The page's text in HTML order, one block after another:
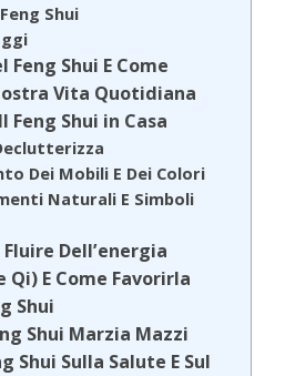
Shui
Feng Shui E Come
Vita Quotidiana
Feng Shui in Casa
Dei Mobili E Dei Colori
Naturali E Simboli
Dell’energia
E Come Favorirla
Shui
Shui Marzia Mazzi
Shui Sulla Salute E Sul